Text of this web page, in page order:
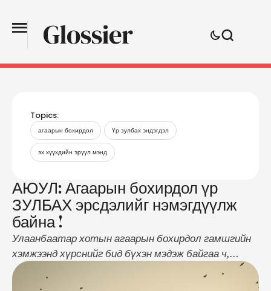
Topics:
агаарын бохирдол Үр зулбах эндэгдэл
эх хүүхдийн эрүүл мэнд
АЮУЛ: Агаарын бохирдол үр
ЗУЛБАХ эрсдэлийг нэмэгдүүлж
байна !
Улаанбаатар хотын агаарын бохирдол гамшгийн
хэмжээнд хүрснийг бид бүхэн мэдэж байгаа ч,
түүний эсрэг үр дүнтэй ажил хийж байгаа нь үгүй.
Өвөл цагт утаагаар уушгиа дүүргэж, урин цагт